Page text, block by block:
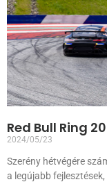
Red Bull Ring
2024/05/23
Szerény hétvégére
a legújabb